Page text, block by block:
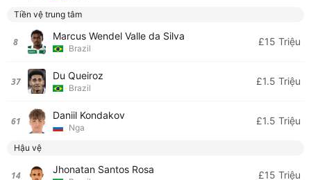
Tiền vệ trung tâm
8 Marcus Wendel Valle da Silva
Brazil
£15 Triệu
37 Du Queiroz
Brazil
£1.5 Triệu
61 Daniil Kondakov
Nga
£1.5 Triệu
Hậu vệ
14 Jhonatan Santos Rosa £15 Triệu